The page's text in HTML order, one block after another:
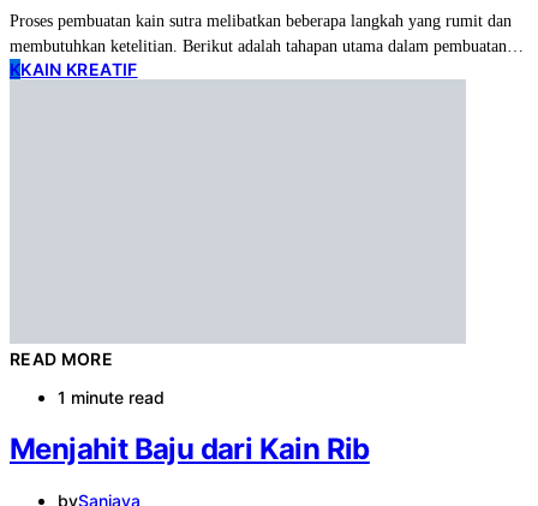
Proses pembuatan kain sutra melibatkan beberapa langkah yang rumit dan
membutuhkan ketelitian. Berikut adalah tahapan utama dalam pembuatan…
KKAIN KREATIF
READ MORE
1 minute read
Menjahit Baju dari Kain Rib
bySanjaya